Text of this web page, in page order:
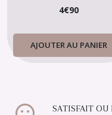
4€90
AJOUTER AU PANIER
SATISFAIT OU